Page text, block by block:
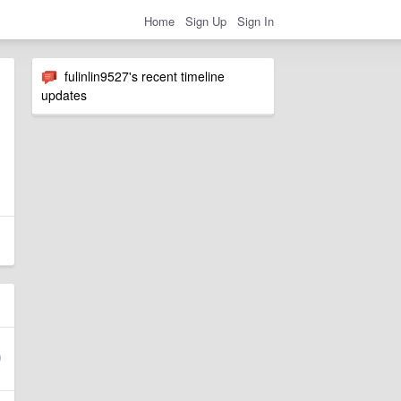
Home Sign Up Sign In
fulinlin9527's recent timeline
updates